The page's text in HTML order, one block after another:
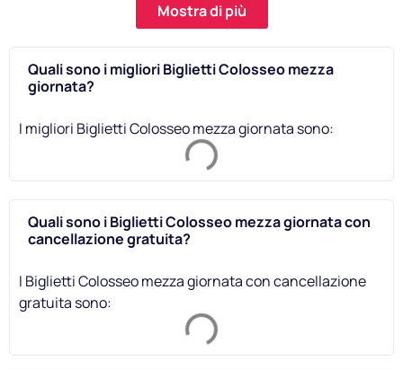
Mostra di più
Quali sono i migliori Biglietti Colosseo mezza
giornata?
I migliori Biglietti Colosseo mezza giornata sono:
Quali sono i Biglietti Colosseo mezza giornata con
cancellazione gratuita?
I Biglietti Colosseo mezza giornata con cancellazione
gratuita sono: